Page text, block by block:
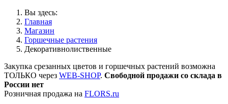
Вы здесь:
Главная
Магазин
Горшечные растения
Декоративнолиственные
Закупка срезанных цветов и горшечных растений возможна
ТОЛЬКО через WEB-SHOP. Свободной продажи со склада в
России нет
Розничная продажа на FLORS.ru